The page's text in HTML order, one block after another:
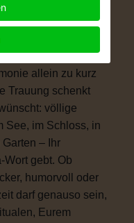
eine Hochzeit, die
ist eine kirchliche
Vielleicht ist
allein zu kurz
Trauung schenkt
völlige
See, im Schloss, in
– Ihr
Wort gebt. Ob
humorvoll oder
darf genauso sein,
Eurem